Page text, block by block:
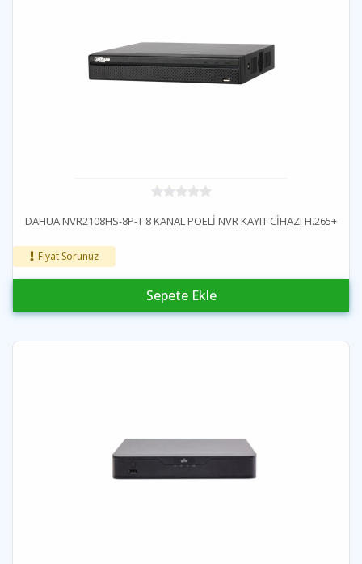
DAHUA NVR2108HS-8P-T 8 KANAL POELİ NVR KAYIT CİHAZI H.265+
Fiyat Sorunuz
Sepete Ekle